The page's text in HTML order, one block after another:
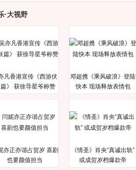
·大视野
凡香港宣传《西游伏
》 获徐导星爷称赞
邓超携《乘风破浪》登陆
快本 现场释放表情包
亦正亦谐占贺岁 喜剧
也要颜值担当
《情圣》肖央“真诚出轨”
或成贺岁档爆款帝